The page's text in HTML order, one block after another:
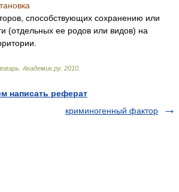
способствующих сохранению или
(отдельных ее родов или видов) на
Академик.ру. 2010
написать реферат
криминогенный фактор